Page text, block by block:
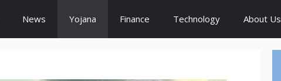
News Yojana Finance Technology About Us